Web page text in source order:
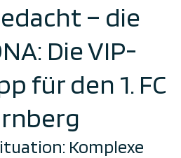
– die
Die VIP-
für den 1. FC
Komplexe